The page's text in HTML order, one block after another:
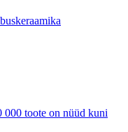
keraamika
000 toote on nüüd kuni